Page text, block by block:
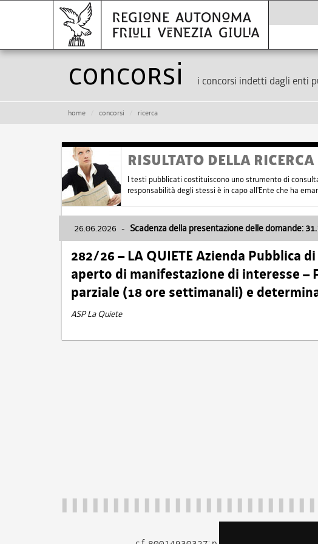
Concorsi i concorsi indetti dagli enti
home concorsi ricerca
RISULTATO DELLA
I testi pubblicati costituiscono uno strumento di
responsabilità degli stessi è in capo all'Ente che ha
26.06.2026 - Scadenza della presentazione delle domande:
282/26 – LA QUIETE Azienda Pubblica
aperto di manifestazione di interesse –
parziale (18 ore settimanali) e
ASP La Quiete